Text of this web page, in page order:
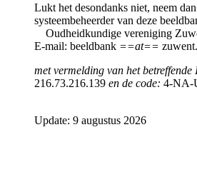
Lukt het desondanks niet, neem
systeembeheerder van deze
Oudheidkundige vereniging
E-mail: beeldbank ==at==
met vermelding van het betreffende
216.73.216.139 en de code: 4-NA-
Update: 9 augustus 2026